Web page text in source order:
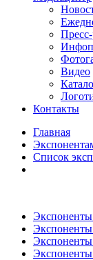
Видео
Контакты
Главная
Список